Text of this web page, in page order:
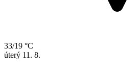
33/19 °C
úterý 11. 8.